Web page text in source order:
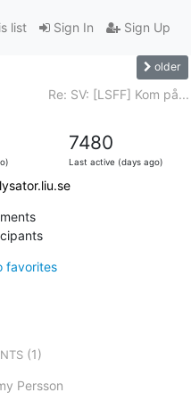
Sign In Sign Up
list
older
Re: SV: [LSFF] Kom på...
7480
Last active (days ago)
favorites
(1)
Persson